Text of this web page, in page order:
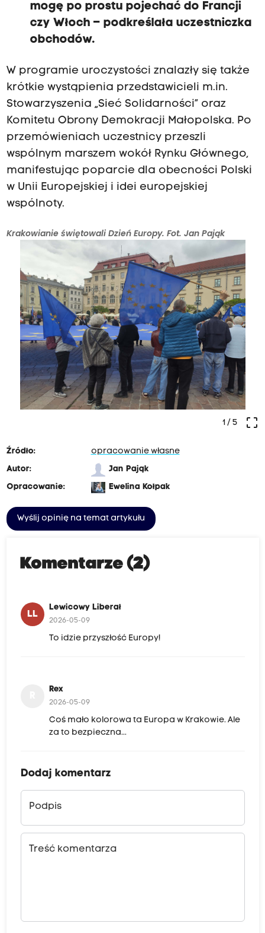
mogę po prostu pojechać do Francji
czy Włoch – podkreślała uczestniczka
obchodów.
W programie uroczystości znalazły się także
krótkie wystąpienia przedstawicieli m.in.
Stowarzyszenia „Sieć Solidarności” oraz
Komitetu Obrony Demokracji Małopolska. Po
przemówieniach uczestnicy przeszli
wspólnym marszem wokół Rynku Głównego,
manifestując poparcie dla obecności Polski
w Unii Europejskiej i idei europejskiej
wspólnoty.
Krakowianie świętowali Dzień Europy. Fot. Jan Pająk
crop_free
1/ 5
Źródło:
opracowanie własne
Autor:
Jan Pająk
Opracowanie:
Ewelina Kołpak
Wyślij opinię na temat artykułu
Komentarze (2)
LL
Lewicowy Liberał
2026-05-09
To idzie przyszłość Europy!
Rex
2026-05-09
Coś mało kolorowa ta Europa w Krakowie. Ale
za to bezpieczna...
Dodaj komentarz
Podpis
Treść komentarza